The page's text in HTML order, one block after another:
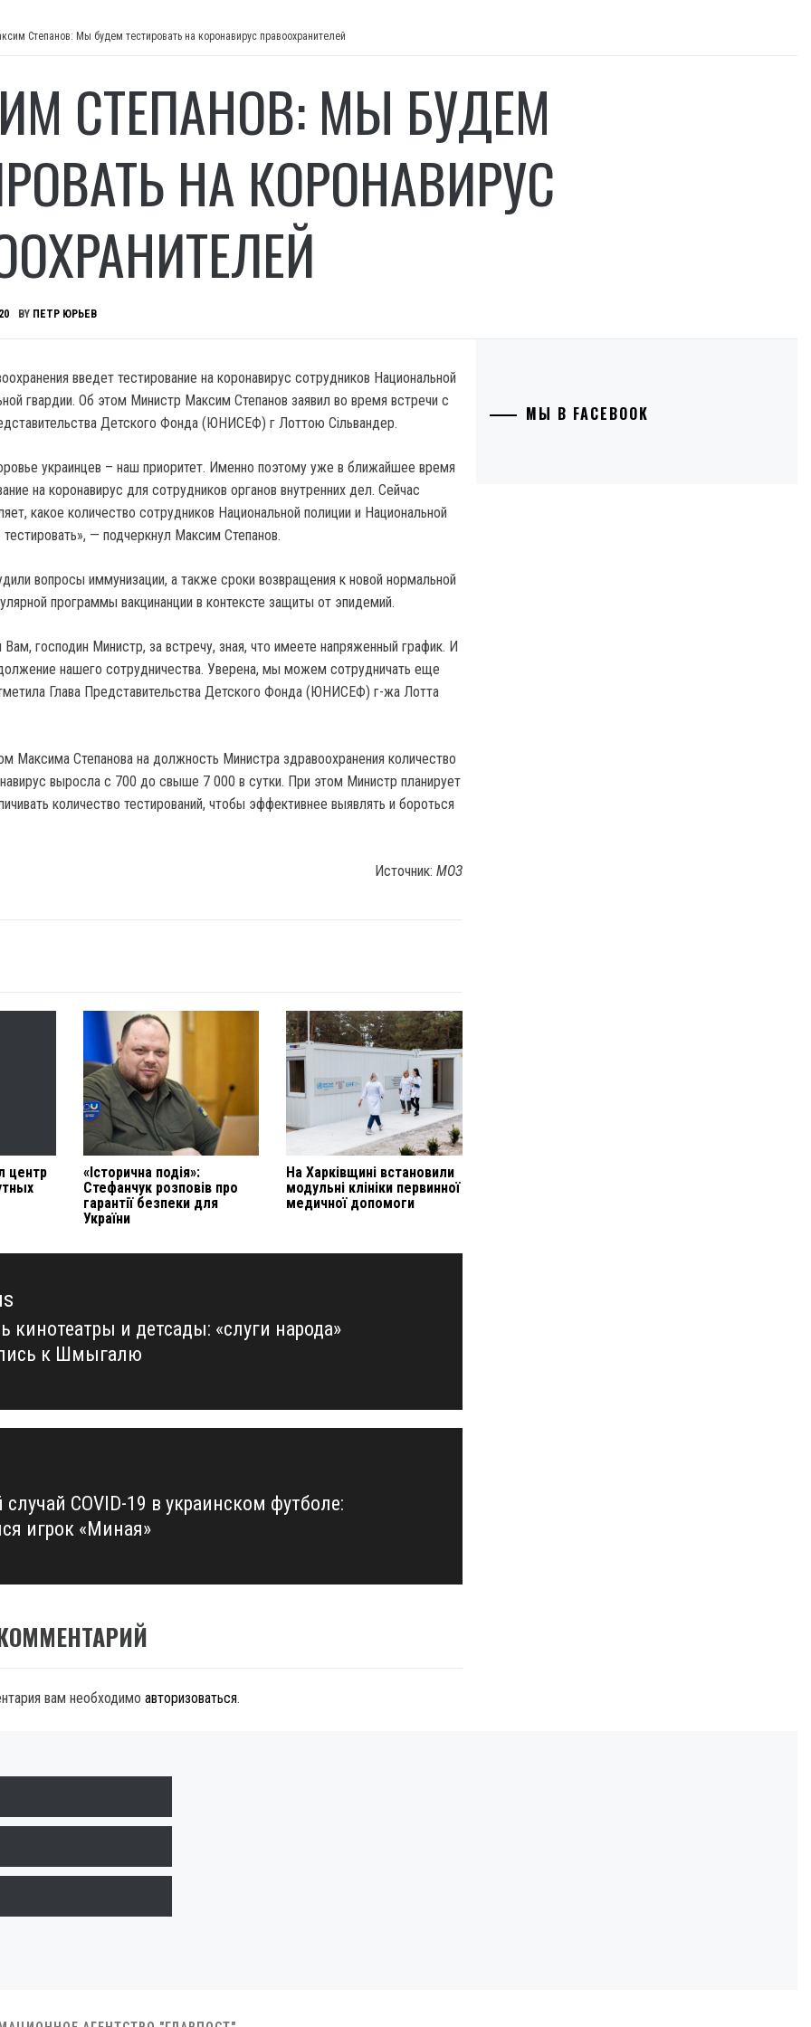
Степанов: Мы будем тестировать на коронавирус правоохранителей
СТЕПАНОВ: МЫ БУДЕМ
НА КОРОНАВИРУС
BY ПЕТР ЮРЬЕВ
введет тестирование на коронавирус сотрудников Национальной
гвардии. Об этом Министр Максим Степанов заявил во время встречи с
Детского Фонда (ЮНИСЕФ) г Лоттою Сільвандер.
украинцев – наш приоритет. Именно поэтому уже в ближайшее время
на коронавирус для сотрудников органов внутренних дел. Сейчас
какое количество сотрудников Национальной полиции и Национальной
— подчеркнул Максим Степанов.
вопросы иммунизации, а также сроки возвращения к новой нормальной
программы вакцинанции в контексте защиты от эпидемий.
Вам, господин Министр, за встречу, зная, что имеете напряженный график. И
нашего сотрудничества. Уверена, мы можем сотрудничать еще
Глава Представительства Детского Фонда (ЮНИСЕФ) г-жа Лотта
Максима Степанова на должность Министра здравоохранения количество
выросла с 700 до свыше 7 000 в сутки. При этом Министр планирует
количество тестирований, чтобы эффективнее выявлять и бороться
Источник:МОЗ
центр
«Історична подія»:
Стефанчук розповів про
гарантії безпеки для
України
На Харківщині встановили
модульні клініки первинної
медичної допомоги
кинотеатры и детсады: «слуги народа»
к Шмыгалю
COVID-19 в украинском футболе:
игрок «Миная»
вам необходимо авторизоваться.
МЫ В FACEBOOK